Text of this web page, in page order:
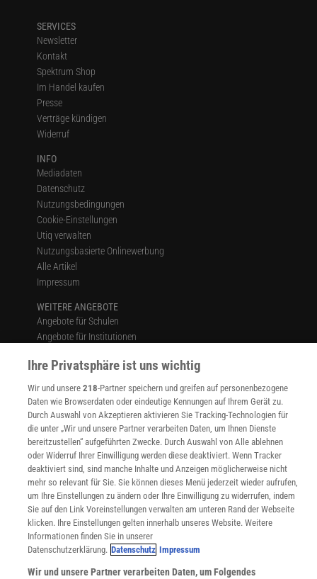
SERVICES
Newsletter
Kontakt
Spektrum Shop
Im Handel kaufen
Presse
Verträge kündigen
Widerruf
INFO
Mediadaten
Datenschutz
Nutzungsbedingungen
Cookie-Einstellungen
Utiq verwalten
Nutzungsbasierte Onlinewerbung
Alle Artikel
Impressum
WEITERE ANGEBOTE
Angebote für Schulen
Angebote für Institutionen
Lexika
Für Spektrum schreiben
Zugänglichkeitserklärung
WEBSEITEN
KielSCN
Wissenschaft in die Schulen
SciLogs
Uns finden Sie auch hier:
Ihre Privatsphäre ist uns wichtig
Wir und unsere218-Partner speichern und greifen auf personenbezogene
Daten wie Browserdaten oder eindeutige Kennungen auf Ihrem Gerät zu.
Durch Auswahl von Akzeptieren aktivieren Sie Tracking-Technologien für
die unter „Wir und unsere Partner verarbeiten Daten, um Ihnen Dienste
bereitzustellen“ aufgeführten Zwecke. Durch Auswahl von Alle ablehnen
oder Widerruf Ihrer Einwilligung werden diese deaktiviert. Wenn Tracker
deaktiviert sind, sind manche Inhalte und Anzeigen möglicherweise nicht
mehr so relevant für Sie. Sie können dieses Menü jederzeit wieder aufrufen,
um Ihre Einstellungen zu ändern oder Ihre Einwilligung zu widerrufen, indem
Sie auf den Link Voreinstellungen verwalten am unteren Rand der Webseite
klicken. Ihre Einstellungen gelten innerhalb unseres Website. Weitere
Informationen finden Sie in unserer
Datenschutzerklärung. Datenschutz Impressum
Wir und unsere Partner verarbeiten Daten, um Folgendes